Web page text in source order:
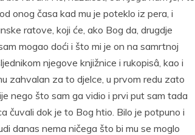
onog časa kad mu je poteklo iz pera, i
ratove, koji će, ako Bog da, drugdje
mogao doći i što mi je on na samrtnoj
njegove knjižnice i rukopisâ, kao i
zahvalan za to djelce, u prvom redu zato
nego što sam ga vidio i prvi put sam tada
čuvali dok je to Bog htio. Bilo je potpuno i
danas nema ničega što bi mu se moglo